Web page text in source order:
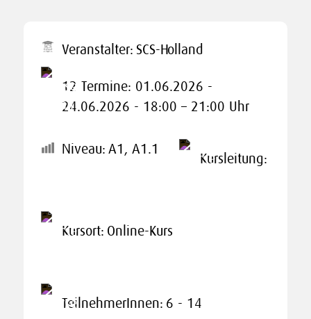
Veranstalter: SCS-Holland
12 Termine: 01.06.2026 -
24.06.2026 - 18:00 – 21:00 Uhr
Niveau: A1, A1.1
Kursleitung:
Kursort: Online-Kurs
TeilnehmerInnen: 6 - 14